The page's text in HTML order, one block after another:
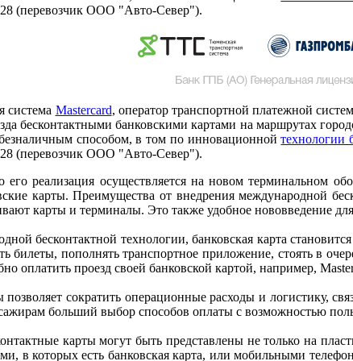
(перевозчик ООО "Авто-Север").
система Mastercard, оператор транспортной платежной
бесконтактными банковскими картами на маршрутах
безналичным способом, в том по инновационнойтехнологии
(перевозчик ООО "Авто-Север").
его реализация осуществляется на новом
карты. Преимущества от внедрения международной
карты и терминалы. Это также удобное нововведение
бесконтактной технологии, банковская карта
пополнять транспортное приложение, стоять в
оплатить проезд своей банковской картой, например,
позволяет сократить операционные расходы и логистику,
больший выбор способов оплаты с возможностью
карты могут быть представлены не только на
в которых есть банковская карта, или мобильными